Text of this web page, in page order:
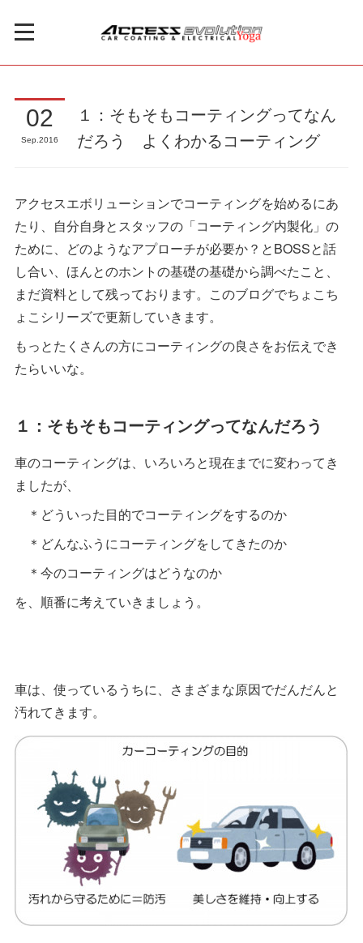
02
Sep 2016
１：そもそもコーティングってなん
だろう よくわかるコーティング
アクセスエボリューションでコーティングを始めるにあ
たり、自分自身とスタッフの「コーティング内製化」の
ために、どのようなアプローチが必要か？とBOSSと話
し合い、ほんとのホントの基礎の基礎から調べたこと、
まだ資料として残っております。このブログでちょこち
ょこシリーズで更新していきます。
もっとたくさんの方にコーティングの良さをお伝えでき
たらいいな。
１：そもそもコーティングってなんだろう
車のコーティングは、いろいろと現在までに変わってき
ましたが、
＊どういった目的でコーティングをするのか
＊どんなふうにコーティングをしてきたのか
＊今のコーティングはどうなのか
を、順番に考えていきましょう。
車は、使っているうちに、さまざまな原因でだんだんと
汚れてきます。